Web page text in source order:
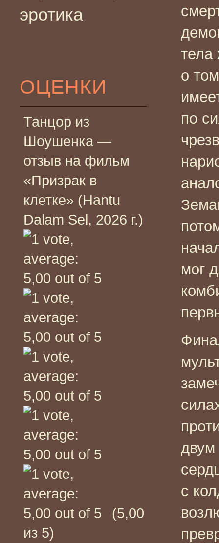
эротика
ОЦЕНКИ
Танцор из
Шоушенка —
отзыв на фильм
«Призрак в
клетке» (Hantu
Dalam Sel, 2026 г.)
(5,00
из 5)
тела
о
по
мог
с